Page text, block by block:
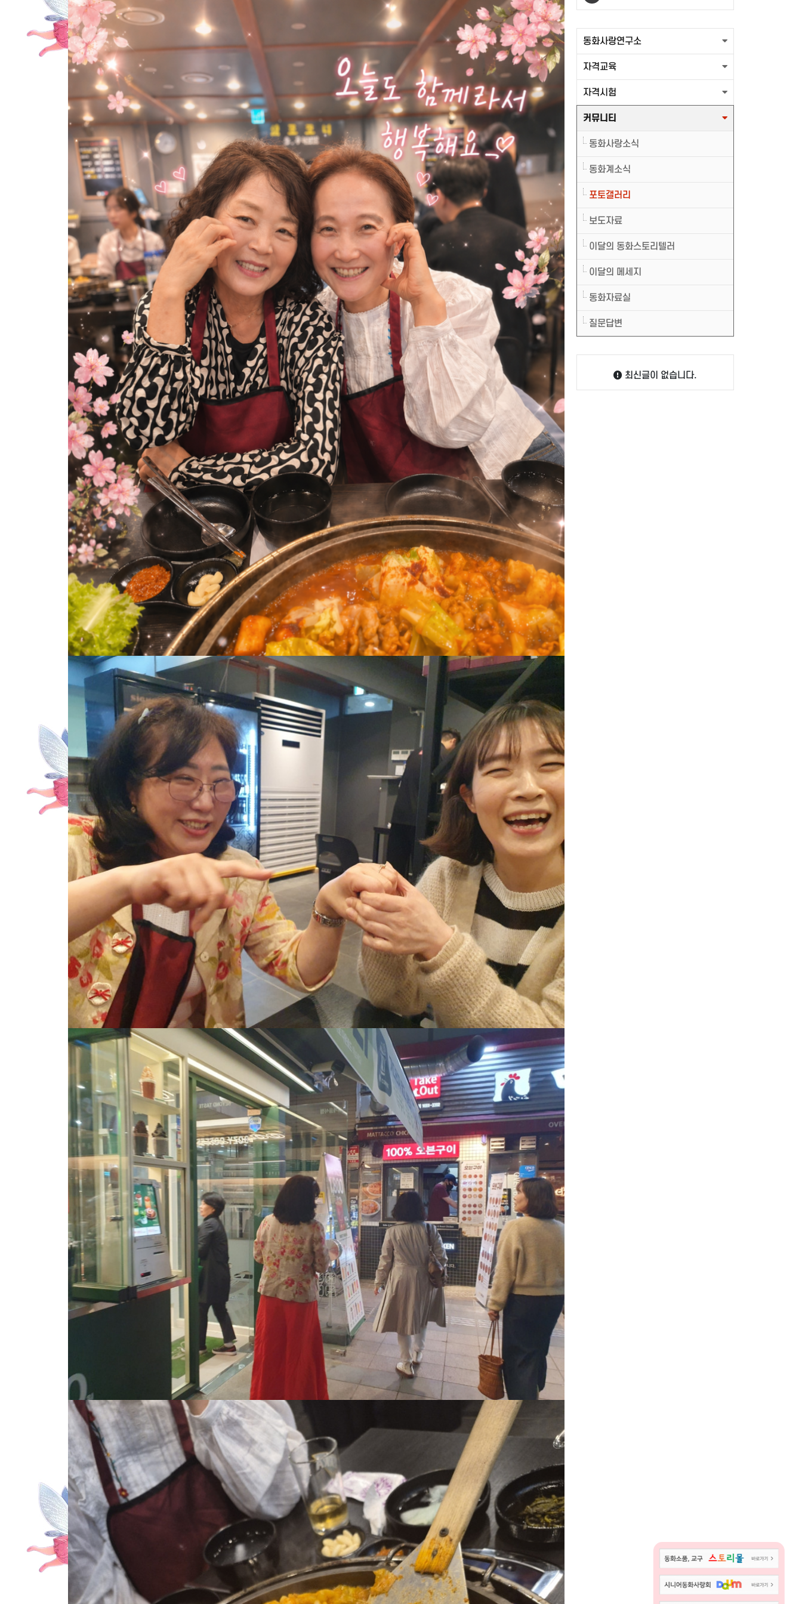
동화사랑연구소
자격교육
자격시험
커뮤니티
동화사랑소식
동화계소식
포토갤러리
보도자료
이달의 동화스토리텔러
이달의 메세지
동화자료실
질문답변
최신글이 없습니다.